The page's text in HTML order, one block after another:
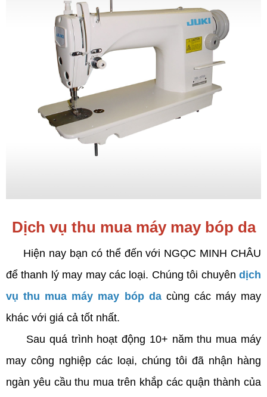
Dịch vụ thu mua máy may bóp da
Hiện nay bạn có thể đến với NGỌC MINH CHÂU
để thanh lý may may các loại. Chúng tôi chuyên dịch
vụ thu mua máy may bóp da cùng các máy may
khác với giá cả tốt nhất.
Sau quá trình hoạt động 10+ năm thu mua máy
may công nghiệp các loại, chúng tôi đã nhận hàng
ngàn yêu cầu thu mua trên khắp các quận thành của